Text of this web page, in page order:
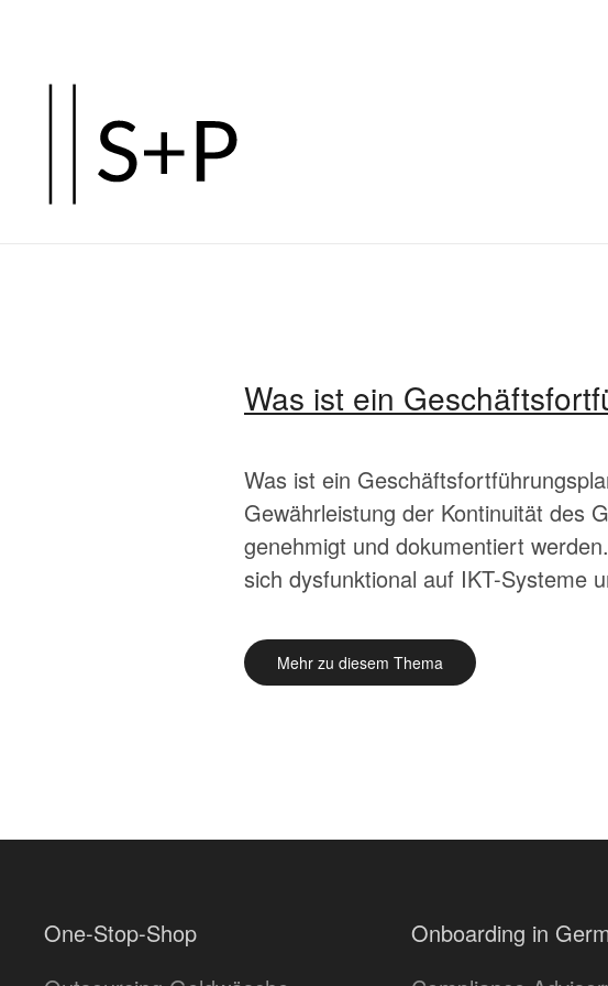
springen
Was ist ein
Was ist ein
Gewährleistung der Kontinuität des
genehmigt und dokumentiert
sich dysfunktional auf IKT-Systeme
Mehr zu diesem Thema
One-Stop-Shop
Onboarding in